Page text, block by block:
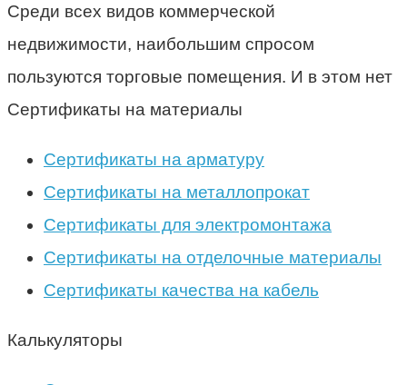
Среди всех видов коммерческой
недвижимости, наибольшим спросом
пользуются торговые помещения. И в этом нет
Сертификаты на материалы
Сертификаты на арматуру
Сертификаты на металлопрокат
Сертификаты для электромонтажа
Сертификаты на отделочные материалы
Сертификаты качества на кабель
Калькуляторы